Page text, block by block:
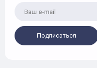
Подписаться